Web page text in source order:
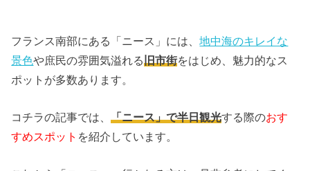
フランス南部にある「ニース」には、地中海のキレイな
景色や庶民の雰囲気溢れる旧市街をはじめ、魅力的なス
ポットが多数あります。
コチラの記事では、「ニース」で半日観光する際のおす
すめスポット を紹介しています。